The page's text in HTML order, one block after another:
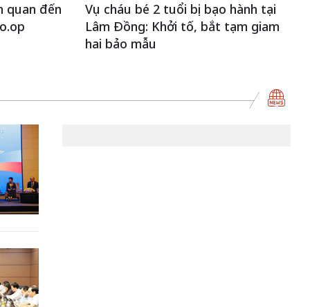
quan đến
Vụ cháu bé 2 tuổi bị bạo hành tại
Lâm Đồng: Khởi tố, bắt tạm giam
hai bảo mẫu